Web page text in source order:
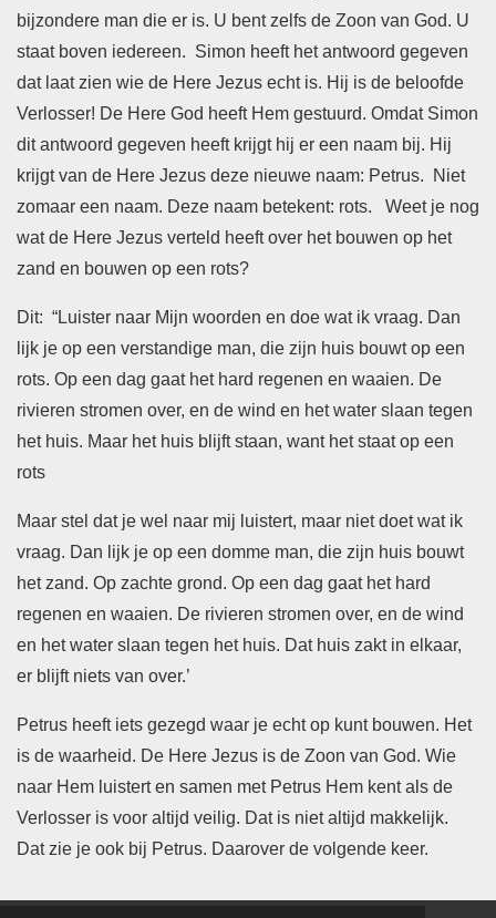
bijzondere man die er is. U bent zelfs de Zoon van God. U
staat boven iedereen. Simon heeft het antwoord gegeven
dat laat zien wie de Here Jezus echt is. Hij is de beloofde
Verlosser! De Here God heeft Hem gestuurd. Omdat Simon
dit antwoord gegeven heeft krijgt hij er een naam bij. Hij
krijgt van de Here Jezus deze nieuwe naam: Petrus. Niet
zomaar een naam. Deze naam betekent: rots. Weet je nog
wat de Here Jezus verteld heeft over het bouwen op het
zand en bouwen op een rots?
Dit: “Luister naar Mijn woorden en doe wat ik vraag. Dan
lijk je op een verstandige man, die zijn huis bouwt op een
rots. Op een dag gaat het hard regenen en waaien. De
rivieren stromen over, en de wind en het water slaan tegen
het huis. Maar het huis blijft staan, want het staat op een
rots
Maar stel dat je wel naar mij luistert, maar niet doet wat ik
vraag. Dan lijk je op een domme man, die zijn huis bouwt
het zand. Op zachte grond. Op een dag gaat het hard
regenen en waaien. De rivieren stromen over, en de wind
en het water slaan tegen het huis. Dat huis zakt in elkaar,
er blijft niets van over.’
Petrus heeft iets gezegd waar je echt op kunt bouwen. Het
is de waarheid. De Here Jezus is de Zoon van God. Wie
naar Hem luistert en samen met Petrus Hem kent als de
Verlosser is voor altijd veilig. Dat is niet altijd makkelijk.
Dat zie je ook bij Petrus. Daarover de volgende keer.